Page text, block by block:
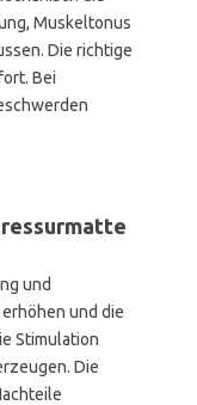
Muskeltonus
Die richtige
Bei
und
und die
Stimulation
Die